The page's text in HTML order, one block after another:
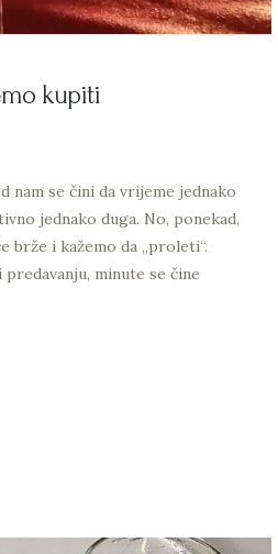
kupiti
se čini da vrijeme jednako
jednako duga. No, ponekad,
brže i kažemo da „proleti“.
minute se čine